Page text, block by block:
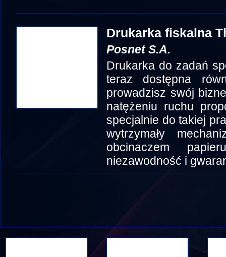
Drukarka fiskalna
Posnet S.A.
Drukarka do zadań
teraz dostępna
prowadzisz swój
natężeniu ruchu
specjalnie do takiej
wytrzymały
obcinaczem
niezawodność i